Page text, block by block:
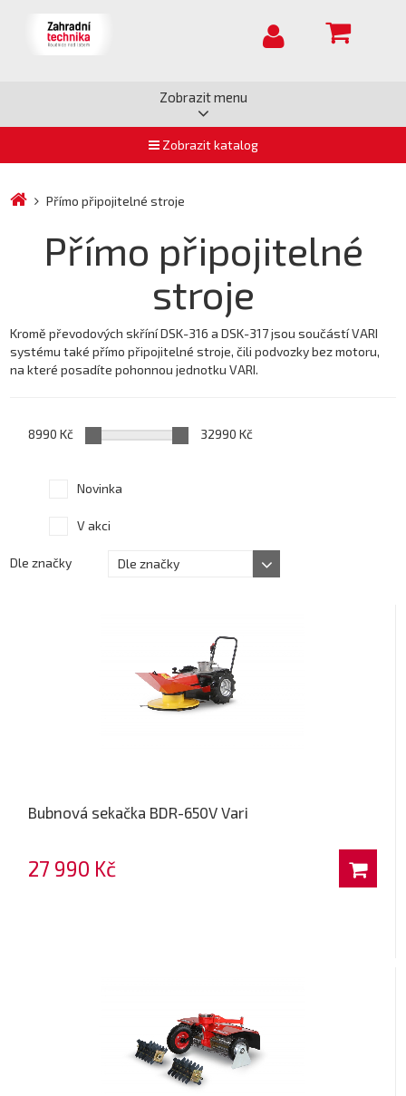
Zobrazit menu
Zobrazit katalog
Přímo připojitelné stroje
Přímo připojitelné
stroje
Kromě převodových skříní DSK-316 a DSK-317 jsou součástí VARI
systému také přímo připojitelné stroje, čili podvozky bez motoru,
na které posadíte pohonnou jednotku VARI.
8990 Kč 32990 Kč
Novinka
V akci
Dle značky Dle značky
Bubnová sekačka BDR-650V Vari
27 990 Kč